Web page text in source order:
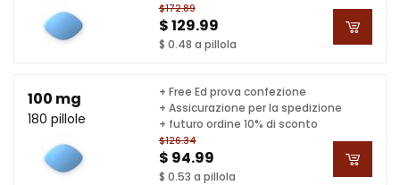
$172.89
$ 129.99
$ 0.48 a pillola
100 mg
180 pillole
$126.34
$ 94.99
$ 0.53 a pillola
+ Free Ed prova confezione
+ Assicurazione per la spedizione
+ futuro ordine 10% di sconto